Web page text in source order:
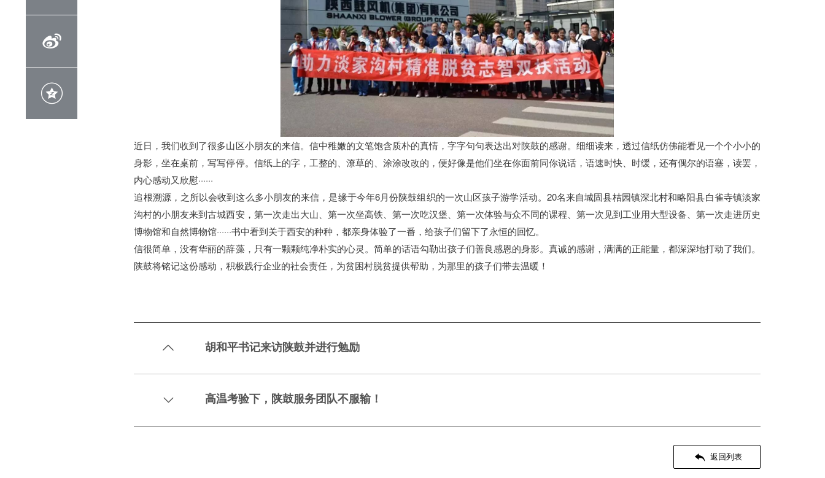


近日，我们收到了很多山区小朋友的来信。信中稚嫩的文笔饱含质朴的真情，字字句句表达出对陕鼓的感谢。细细读来，透过信纸仿佛能看见一个个小小的
身影，坐在桌前，写写停停。信纸上的字，工整的、潦草的、涂涂改改的，便好像是他们坐在你面前同你说话，语速时快、时缓，还有偶尔的语塞，读罢，
内心感动又欣慰······
追根溯源，之所以会收到这么多小朋友的来信，是缘于今年6月份陕鼓组织的一次山区孩子游学活动。20名来自城固县桔园镇深北村和略阳县白雀寺镇淡家
沟村的小朋友来到古城西安，第一次走出大山、第一次坐高铁、第一次吃汉堡、第一次体验与众不同的课程、第一次见到工业用大型设备、第一次走进历史
博物馆和自然博物馆······书中看到关于西安的种种，都亲身体验了一番，给孩子们留下了永恒的回忆。
信很简单，没有华丽的辞藻，只有一颗颗纯净朴实的心灵。简单的话语勾勒出孩子们善良感恩的身影。真诚的感谢，满满的正能量，都深深地打动了我们。
陕鼓将铭记这份感动，积极践行企业的社会责任，为贫困村脱贫提供帮助，为那里的孩子们带去温暖！
 胡和平书记来访陕鼓并进行勉励
 高温考验下，陕鼓服务团队不服输！
 返回列表